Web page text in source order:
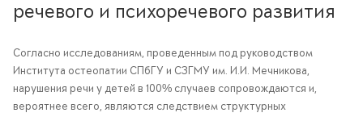
речевого и психоречевого развития
Согласно исследованиям, проведенным под руководством
Института остеопатии СПбГУ и СЗГМУ им. И.И. Мечникова,
нарушения речи у детей в 100% случаев сопровождаются и,
вероятнее всего, являются следствием структурных